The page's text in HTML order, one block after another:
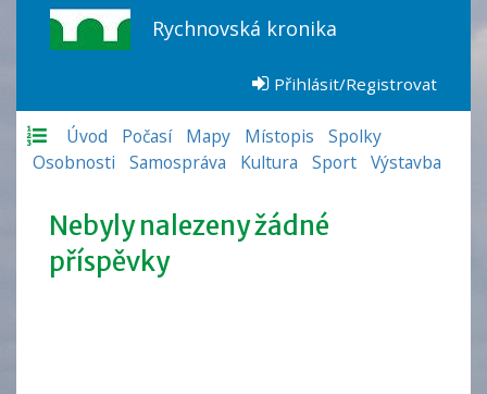
Rychnovská kronika
Přihlásit/Registrovat
Úvod Počasí Mapy Místopis
Spolky
Osobnosti
Samospráva Kultura Sport Výstavba
Nebyly nalezeny žádné
příspěvky